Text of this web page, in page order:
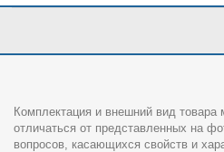
Комплектация и внешний вид товара
отличаться от представленных на
вопросов, касающихся свойств и